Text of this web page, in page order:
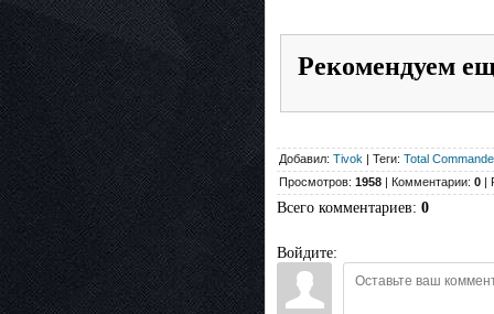
Рекомендуем
Добавил: Tivok | Теги: Total
Просмотров: 1958 | Комментарии: 0 |
Всего комментариев: 0
Войдите: